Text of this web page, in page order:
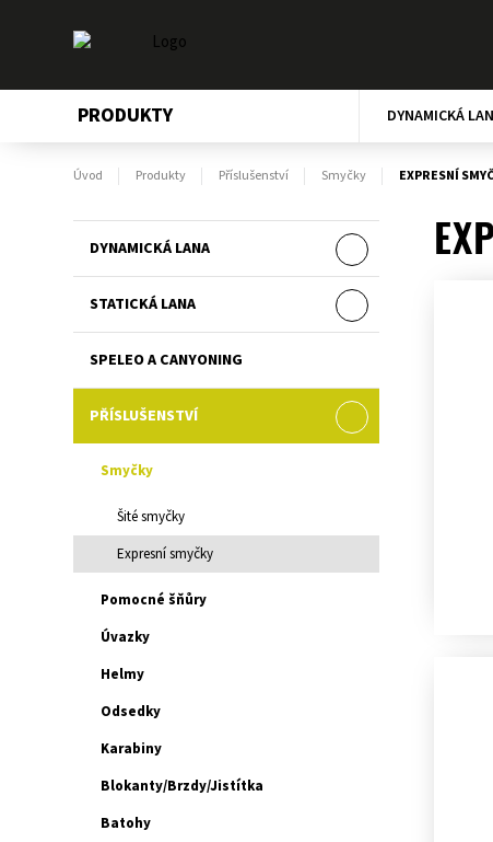
PRODUKTY DYNAMICKÁ
Úvod Produkty Příslušenství Smyčky EXPRESNÍ
DYNAMICKÁ LANA
STATICKÁ LANA
SPELEO A CANYONING
PŘÍSLUŠENSTVÍ
Smyčky
Šité smyčky
Expresní smyčky
Pomocné šňůry
Úvazky
Helmy
Odsedky
Karabiny
Blokanty/Brzdy/Jistítka
Batohy